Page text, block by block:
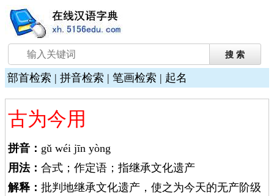
部首检索 | 拼音检索 | 笔画检索 | 起名
古为今用
拼音： gǔ wéi jīn yòng
用法： 合式；作定语；指继承文化遗产
解释： 批判地继承文化遗产，使之为今天的无产阶级